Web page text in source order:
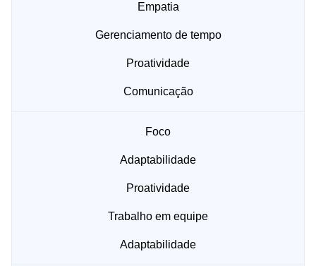
Empatia
Gerenciamento de tempo
Proatividade
Comunicação
Foco
Adaptabilidade
Proatividade
Trabalho em equipe
Adaptabilidade